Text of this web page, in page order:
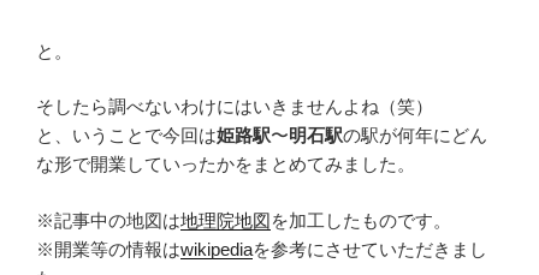
と。
そしたら調べないわけにはいきませんよね（笑）
と、いうことで今回は姫路駅〜明石駅の駅が何年にどん
な形で開業していったかをまとめてみました。
※記事中の地図は地理院地図を加工したものです。
※開業等の情報はwikipediaを参考にさせていただきまし